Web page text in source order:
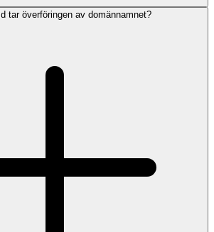
tar överföringen av domännamnet?